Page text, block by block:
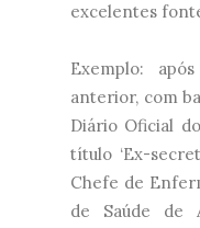
excelentes
Exemplo:
anterior, com
Diário Oficial
título ‘Ex-
Chefe de
de Saúde de